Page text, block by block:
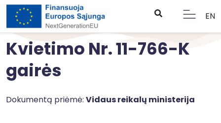
EN
Kvietimo Nr. 11-766-K
gairės
Dokumentą priėmė: Vidaus reikalų ministerija